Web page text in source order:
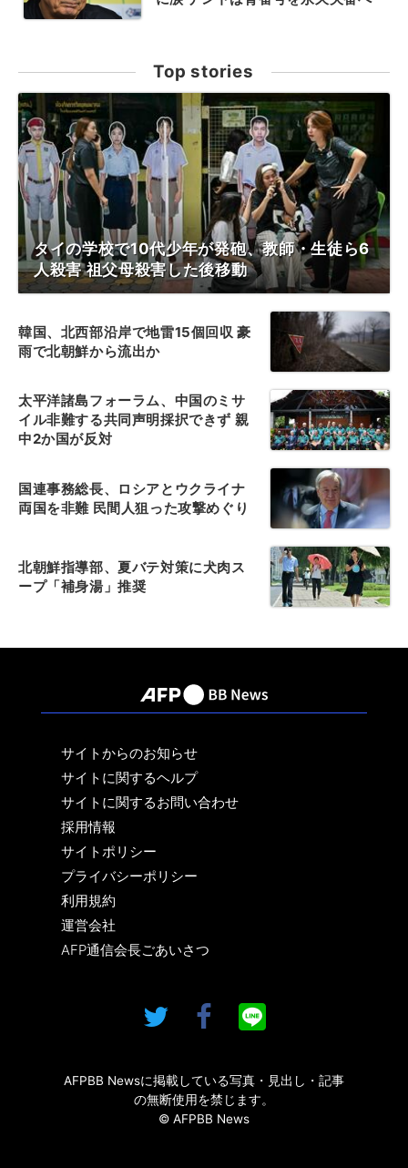
Top stories
タイの学校で10代少年が発砲、教師・生徒ら6
人殺害 祖父母殺害した後移動
韓国、北西部沿岸で地雷15個回収 豪
雨で北朝鮮から流出か
太平洋諸島フォーラム、中国のミサ
イル非難する共同声明採択できず 親
中2か国が反対
国連事務総長、ロシアとウクライナ
両国を非難 民間人狙った攻撃めぐり
北朝鮮指導部、夏バテ対策に犬肉ス
ープ「補身湯」推奨
サイトからのお知らせ
サイトに関するヘルプ
サイトに関するお問い合わせ
採用情報
サイトポリシー
プライバシーポリシー
利用規約
運営会社
AFP通信会長ごあいさつ
AFPBB Newsに掲載している写真・見出し・記事
の無断使用を禁じます。
© AFPBB News